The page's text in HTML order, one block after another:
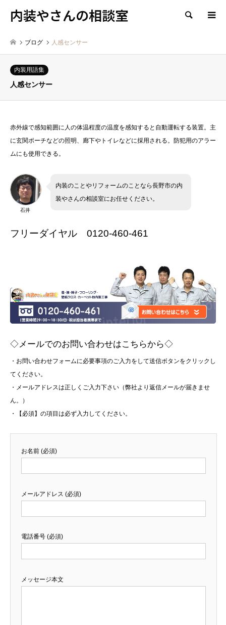
内装やさんの相談室 検索
ブログ 人感センサー
内装用語集
人感センサー
赤外線で感知範囲に人の体温程度の温度を感知すると自動運転する装置。主
に玄関ポーチなどの照明、廊下やトイレなどに採用される。防犯用のアラー
ムにも使用できる。
石井
内装のことやリフォームのことなら長野市の内
装やさんの相談室にお任せください。
フリーダイヤル 0120-460-461
◇メールでのお問い合わせはこちらから◇
・お問い合わせフォームに必要事項のご入力をして送信ボタンをクリックし
てください。
・メールアドレスは正しくご入力下さい（弊社より返信メールが届きませ
ん。）
・【必須】の項目は必ず入力してください。
お名前 (必須)
メールアドレス (必須)
電話番号 (必須)
メッセージ本文